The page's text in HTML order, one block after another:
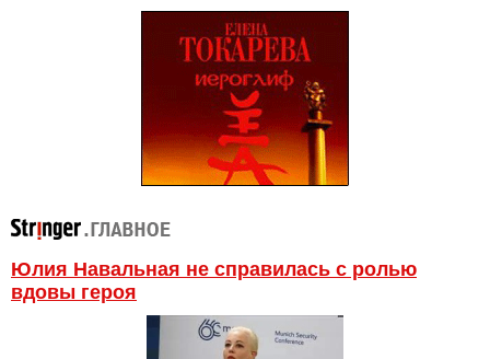
Юлия Навальная не справилась с ролью
вдовы героя